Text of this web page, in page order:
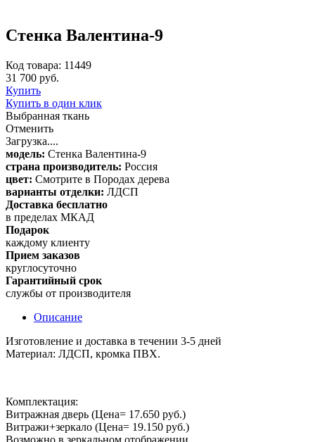
Cтенка Валентина-9
Код товара: 11449
31 700 руб.
Купить
Купить в один клик
Выбранная ткань
Отменить
Загрузка....
модель: Cтенка Валентина-9
страна производитель: Россия
цвет: Смотрите в Породах дерева
варианты отделки: ЛДСП
Доставка бесплатно
в пределах МКАД
Подарок
каждому клиенту
Прием заказов
круглосуточно
Гарантийный срок
службы от производителя
Описание
Изготовление и доставка в течении 3-5 дней
Материал: ЛДСП, кромка ПВХ.
Комплектация:
Витражная дверь (Цена= 17.650 руб.)
Витражи+зеркало (Цена= 19.150 руб.)
Возможно в зеркальном отображении.